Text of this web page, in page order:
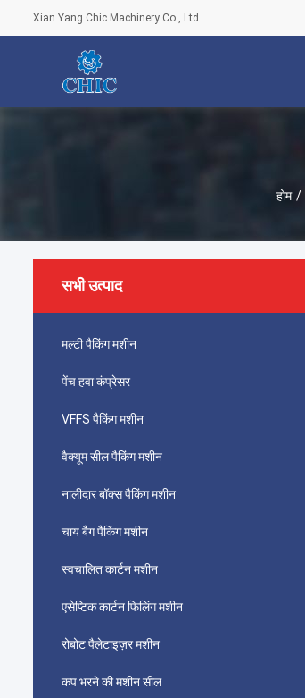
Xian Yang Chic Machinery Co., Ltd.
होम /
सभी उत्पाद
मल्टी पैकिंग मशीन
पेंच हवा कंप्रेसर
VFFS पैकिंग मशीन
वैक्यूम सील पैकिंग मशीन
नालीदार बॉक्स पैकिंग मशीन
चाय बैग पैकिंग मशीन
स्वचालित कार्टन मशीन
एसेप्टिक कार्टन फिलिंग मशीन
रोबोट पैलेटाइज़र मशीन
कप भरने की मशीन सील